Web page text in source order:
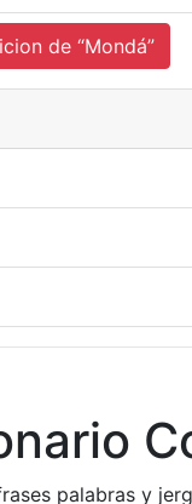
de “Mondá”
palabras y